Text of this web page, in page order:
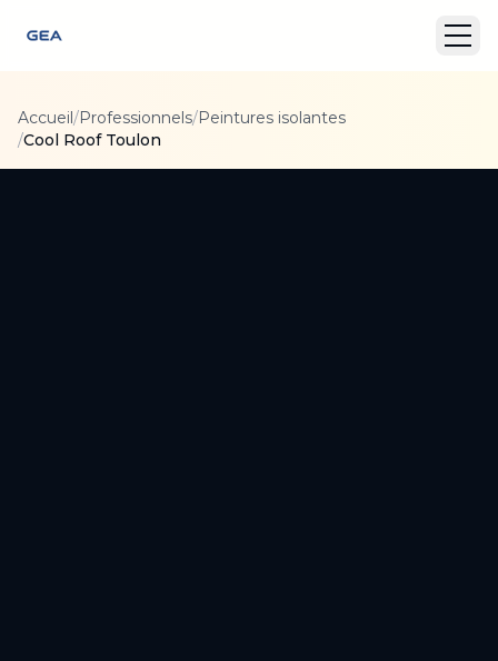
Accueil/Professionnels/Peintures isolantes
/Cool Roof Toulon